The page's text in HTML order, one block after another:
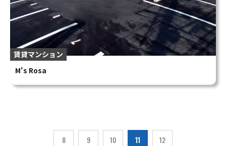
賃貸マンション
M's Rosa
8 9 10 11 12